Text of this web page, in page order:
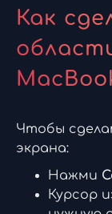
Как
Чтобы
экрана:
Нажми
Курсор